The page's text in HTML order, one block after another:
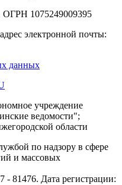
1075249009395
электронной почты:
данных
учреждение
ведомости";
области
по надзору в сфере
и массовых
81476. Дата регистрации: